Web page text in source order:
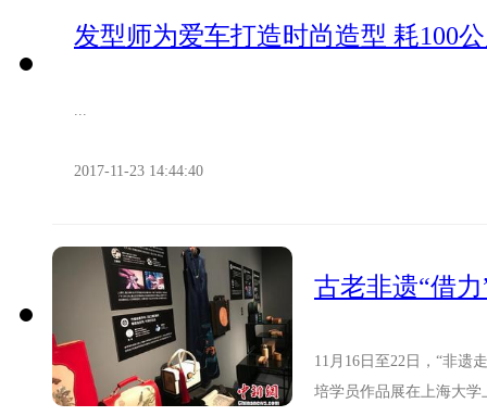
发型师为爱车打造时尚造型 耗100
...
2017-11-23 14:44:40
古老非遗“借
11月16日至22日，“非
培学员作品展在上海大